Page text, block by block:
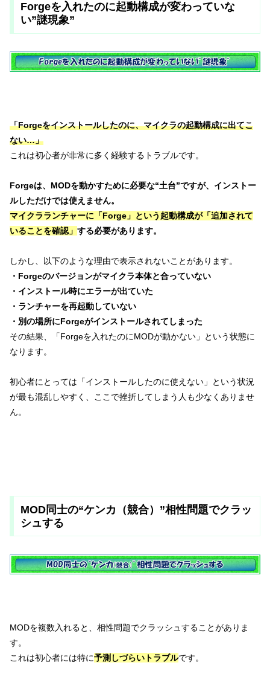
Forgeを入れたのに起動構成が変わっていな
い”謎現象”
「Forgeをインストールしたのに、マイクラの起動構成に出てこ
ない…」
これは初心者が非常に多く経験するトラブルです。
Forgeは、MODを動かすために必要な“土台”ですが、インストー
ルしただけでは使えません。
マイクラランチャーに「Forge」という起動構成が「追加されて
いることを確認」 する必要があります。
しかし、以下のような理由で表示されないことがあります。
・Forgeのバージョンがマイクラ本体と合っていない
・インストール時にエラーが出ていた
・ランチャーを再起動していない
・別の場所にForgeがインストールされてしまった
その結果、「Forgeを入れたのにMODが動かない」という状態に
なります。
初心者にとっては「インストールしたのに使えない」という状況
が最も混乱しやすく、ここで挫折してしまう人も少なくありませ
ん。
MOD同士の“ケンカ（競合）”相性問題でクラッ
シュする
MODを複数入れると、相性問題でクラッシュすることがありま
す。
これは初心者には特に予測しづらいトラブルです。